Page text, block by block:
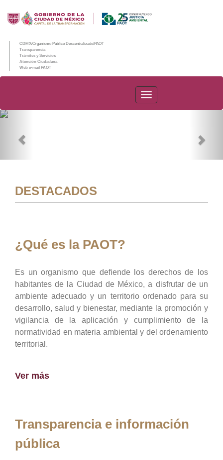
CDMX/Organismo Público Descentralizado/PAOT
Transparencia
Trámites y Servicios
Atención Ciudadana
Web e-mail PAOT
PAOT
DESTACADOS
¿Qué es la PAOT?
Es un organismo que defiende los derechos de los
habitantes de la Ciudad de México, a disfrutar de un
ambiente adecuado y un territorio ordenado para su
desarrollo, salud y bienestar, mediante la promoción y
vigilancia de la aplicación y cumplimiento de la
normatividad en materia ambiental y del ordenamiento
territorial.
Ver más
Transparencia e información
pública